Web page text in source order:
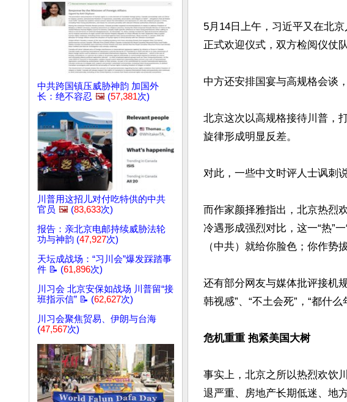
中共跨国镇压威胁神韵 加国外
长：绝不容忍 🖼️ (57,381次)
川普用这招儿对付吃特供的中共
官员 🖼️ (83,633次)
报告：亲北京电邮持续威胁法轮
功与神韵 (47,927次)
天坛成战场：“习川会”爆发踩踏事
件 📝 (61,896次)
川习会 北京安保如战场 川普留“接
班指示信” 📝 (62,627次)
川习会聚焦贸易、伊朗与台海
(47,567次)
5月14日上午，习近平又在北
正式欢迎仪式，双方检阅仪仗队
中方还安排国宴与高规格会谈
北京这次以高规格接待川普，
旋律形成明显反差。
对此，一些中文时评人士讽刺
而作家颜择雅指出，北京热烈
冷遇形成强烈对比，这一“热”
（中共）就给你脸色；你作势
还有部分网友与媒体批评接机
韩视感”、“不土会死”，“都什么
危机重重 抱紧美国大树
事实上，北京之所以热烈欢饮
退严重、房地产长期低迷、地